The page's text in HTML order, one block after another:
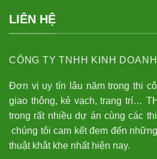
LIÊN HỆ
CÔNG TY TNHH KINH
Đơn vị uy tín lâu năm trong thi
giao thông, kẻ vạch, trang trí…
trong rất nhiều dự án cùng các
chúng tôi cam kết đem đến
thuật khắt khe nhất hiện nay.